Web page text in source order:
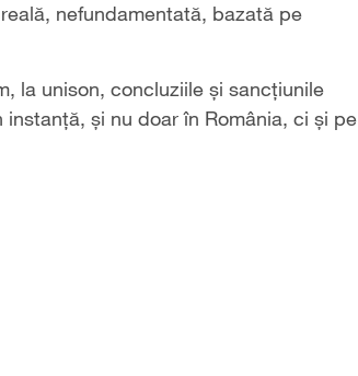
nefundamentată, bazată pe
la unison, concluziile şi sancţiunile
şi nu doar în România, ci şi pe